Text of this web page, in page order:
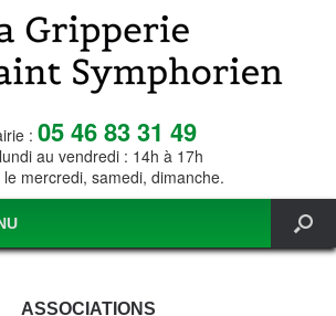
: 05 46 83 31 49
au vendredi : 14h à 17h
mercredi, samedi, dimanche.
ASSOCIATIONS